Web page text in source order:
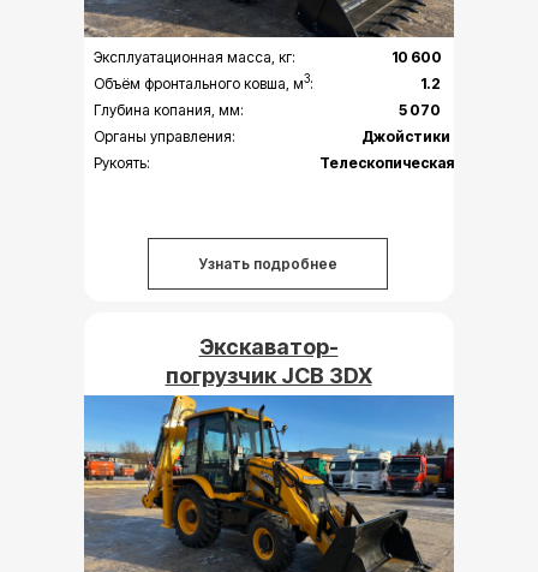
Эксплуатационная масса, кг:
Объём фронтального ковша, м3:
Глубина копания, мм:
Органы управления:
Рукоять:
10 600
1.2
5 070
Джойстики
Телескопическая
Узнать подробнее
Экскаватор-
погрузчик JCB 3DX
Super